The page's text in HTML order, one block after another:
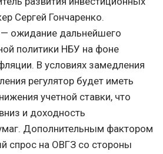
Сергей Гончаренко.
ожидание дальнейшего
политики НБУ на фоне
В условиях замедления
регулятор будет иметь
учетной ставки, что
и доходность
Дополнительным фактором
спрос на ОВГЗ со стороны